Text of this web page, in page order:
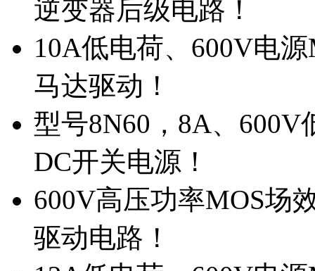
逆变器后级电路！
10A低电荷、600V电
马达驱动！
型号8N60，8A、
DC开关电源！
600V高压功率MOS场
驱动电路！